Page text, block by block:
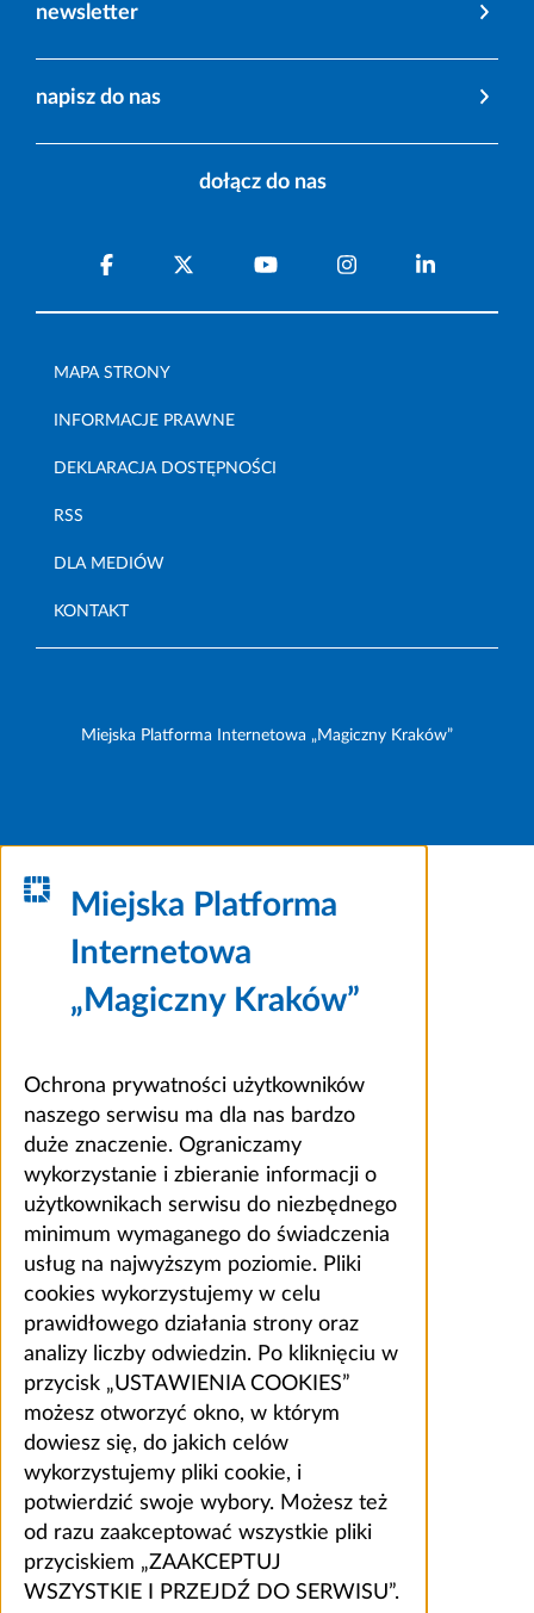
newsletter
napisz do nas
dołącz do nas
MAPA STRONY
INFORMACJE PRAWNE
DEKLARACJA DOSTĘPNOŚCI
RSS
DLA MEDIÓW
KONTAKT
Miejska Platforma Internetowa „Magiczny Kraków”
Miejska Platforma
Internetowa
„Magiczny Kraków”
Ochrona prywatności użytkowników
naszego serwisu ma dla nas bardzo
duże znaczenie. Ograniczamy
wykorzystanie i zbieranie informacji o
użytkownikach serwisu do niezbędnego
minimum wymaganego do świadczenia
usług na najwyższym poziomie. Pliki
cookies wykorzystujemy w celu
prawidłowego działania strony oraz
analizy liczby odwiedzin. Po kliknięciu w
przycisk „USTAWIENIA COOKIES”
możesz otworzyć okno, w którym
dowiesz się, do jakich celów
wykorzystujemy pliki cookie, i
potwierdzić swoje wybory. Możesz też
od razu zaakceptować wszystkie pliki
przyciskiem „ZAAKCEPTUJ
WSZYSTKIE I PRZEJDŹ DO SERWISU”.